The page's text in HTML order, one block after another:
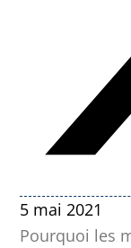
5 mai 2021
Pourquoi les